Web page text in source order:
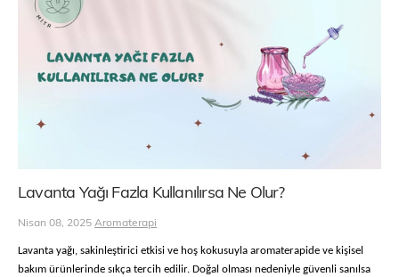
Lavanta Yağı Fazla Kullanılırsa Ne Olur?
Nisan 08, 2025 Aromaterapi
Lavanta yağı, sakinleştirici etkisi ve hoş kokusuyla aromaterapide ve kişisel
bakım ürünlerinde sıkça tercih edilir. Doğal olması nedeniyle güvenli sanılsa